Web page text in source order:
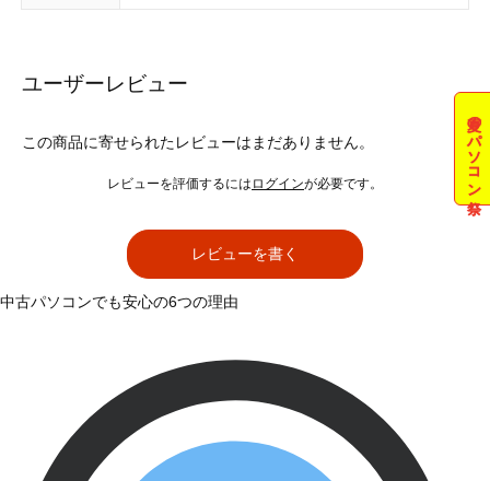
ユーザーレビュー
この商品に寄せられたレビューはまだありません。
レビューを評価するには ログインが必要です。
レビューを書く
夏のパソコン祭
中古パソコンでも安心の6つの理由